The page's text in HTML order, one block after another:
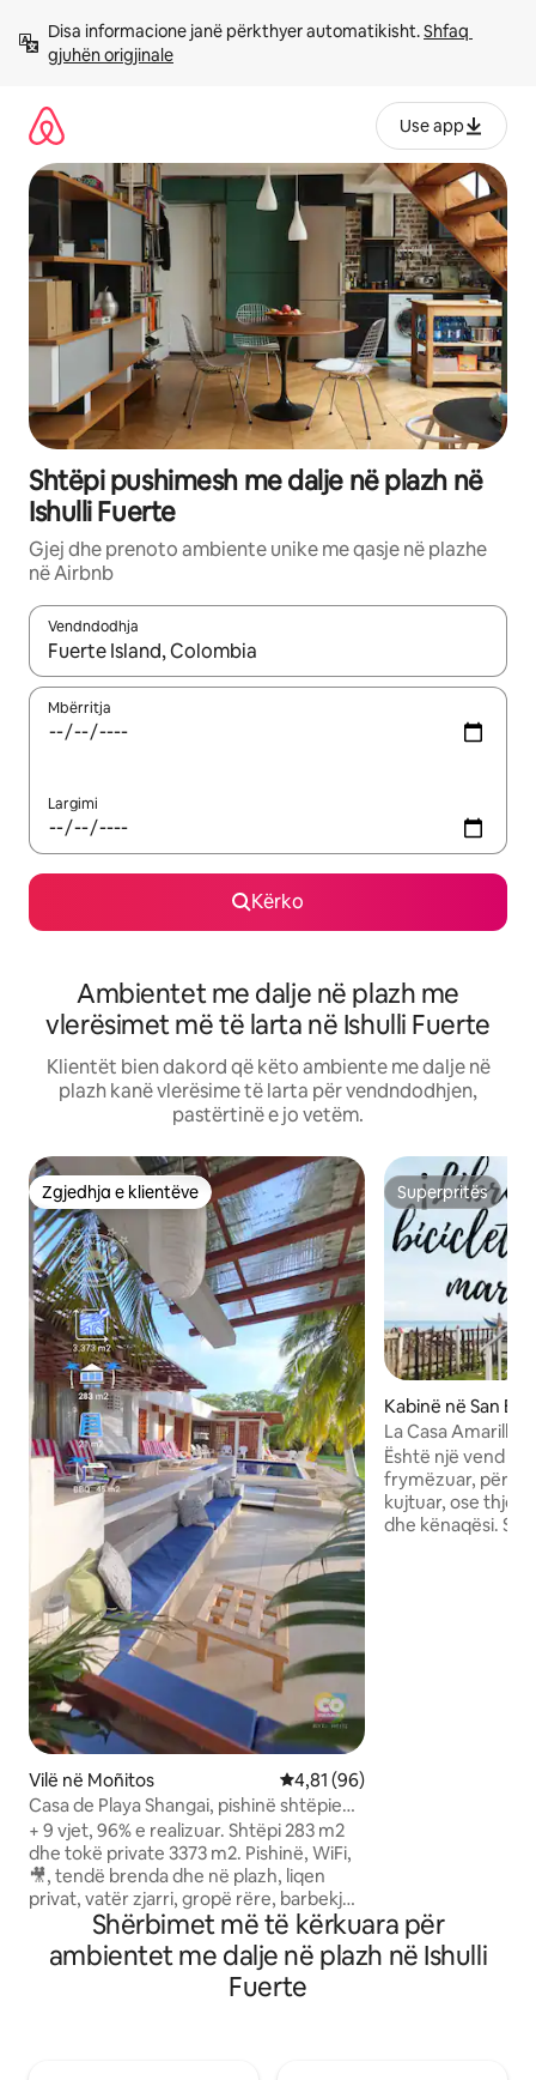
përmbajtja
Disa informacione janë përkthyer automatikisht. Shfaq
gjuhën origjinale
Use app
Shtëpi pushimesh me dalje në plazh në
Ishulli Fuerte
Gjej dhe prenoto ambiente unike me qasje në plazhe
në Airbnb
Vendndodhja
Kur rezultatet të jenë të disponueshme, lëviz me butonat e
Mbërritja
Largimi
Kërko
Ambientet me dalje në plazh me
vlerësimet më të larta në Ishulli Fuerte
Klientët bien dakord që këto ambiente me dalje në
plazh kanë vlerësime të larta për vendndodhjen,
pastërtinë e jo vetëm.
Zgjedhja e klientëve
Zgjedhja e klientëve
Vilë në Moñitos Vlerësimi mesatar 4,81 nga 5,
4,81 (96)
Casa de Playa Shangai, pishinë shtëpie
plazhi më shumë
+ 9 vjet, 96% e realizuar. Shtëpi 283 m2
dhe tokë private 3373 m2. Pishinë, WiFi,
🎥, tendë brenda dhe në plazh, liqen
privat, vatër zjarri, gropë rëre, barbekju,
kuzhinë në natyrë, verandë, hapësirë
ndenje e fundosur, VETËM PËR TY DHE
TËNDËT. Të gjitha dhomat me pamje nga
pishina dhe liqeni. Shijo Karaibet me
Superpritës
Superpritës
Kabinë në San
iento
La Casa Amarilla
Karaibeve)
Është një vend
frymëzuar, për të
kujtuar, ose
dhe kënaqësi.
Shërbimet më të kërkuara për
ambientet me dalje në plazh në Ishulli
Fuerte